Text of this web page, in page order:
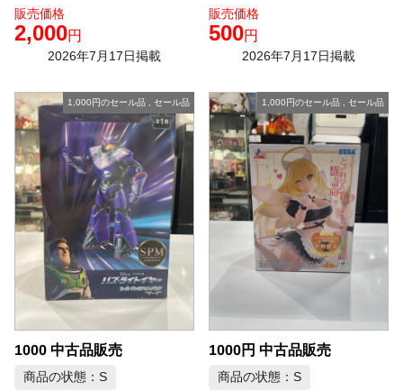
販売価格
2,000円
2026年7月17日掲載
販売価格
500円
2026年7月17日掲載
1,000円のセール品, セール品
1000 中古品販売
商品の状態：S
1,000円のセール品 セール品
1000円 中古品販売
商品の状態：S